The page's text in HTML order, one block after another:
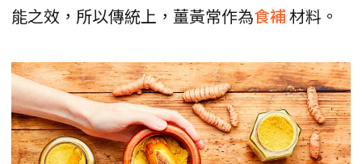
能之效，所以傳統上，薑黃常作為食補材料。